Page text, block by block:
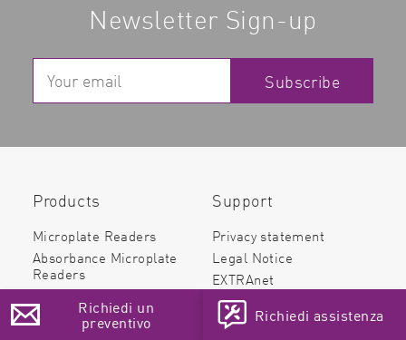
Richiedi un
preventivo Richiedi assistenza
Newsletter Sign-up
Subscribe
Products
Microplate Readers
Absorbance Microplate
Readers
Multi-Mode Microplate
Readers
Fluorescence Plate
Support
Privacy statement
Legal Notice
EXTRAnet
Teamviewer